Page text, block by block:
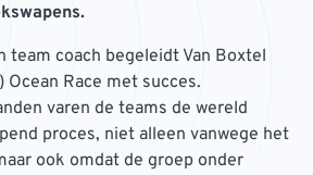
team coach begeleidt Van Boxtel
Ocean Race met succes.
varen de teams de wereld
proces, niet alleen vanwege het
ook omdat de groep onder